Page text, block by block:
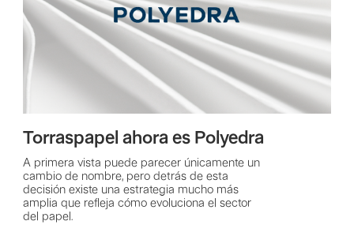
Torraspapel ahora es Polyedra
A primera vista puede parecer únicamente un
cambio de nombre, pero detrás de esta
decisión existe una estrategia mucho más
amplia que refleja cómo evoluciona el sector
del papel.